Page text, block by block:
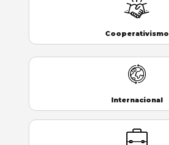
Cooperativismo
Internacional